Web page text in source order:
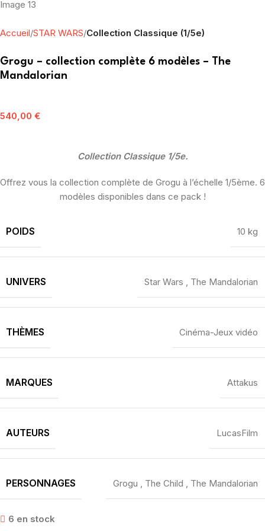
Accueil STAR WARS Collection Classique (1/5e)
Grogu – collection complète 6 modèles – The
Mandalorian
540,00 €
Collection Classique 1/5e.
Offrez vous la collection complète de Grogu à l’échelle 1/5ème. 6
modèles disponibles dans ce pack !
POIDS 10 kg
UNIVERS Star Wars , The Mandalorian
THÈMES Cinéma-Jeux vidéo
MARQUES Attakus
AUTEURS LucasFilm
PERSONNAGES Grogu , The Child , The Mandalorian
6 en stock